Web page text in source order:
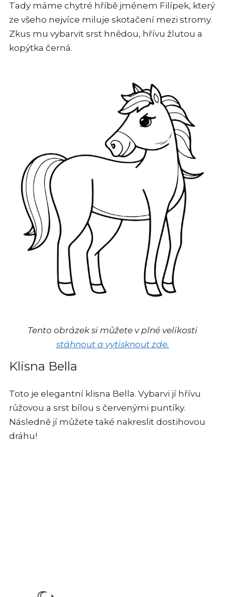
Tady máme chytré hříbě jménem Filípek, který
ze všeho nejvíce miluje skotačení mezi stromy.
Zkus mu vybarvit srst hnědou, hřívu žlutou a
kopýtka černá.
Tento obrázek si můžete v plné velikosti
stáhnout a vytisknout zde.
Klisna Bella
Toto je elegantní klisna Bella. Vybarvi jí hřívu
růžovou a srst bílou s červenými puntíky.
Následně jí můžete také nakreslit dostihovou
dráhu!